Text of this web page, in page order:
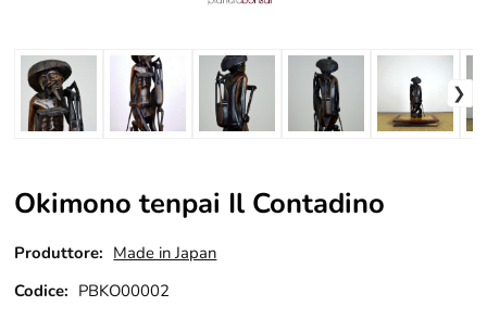
Okimono tenpai Il Contadino
Produttore: Made in Japan
Codice: PBKO00002